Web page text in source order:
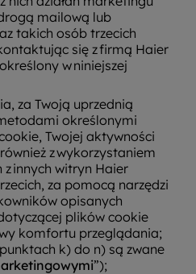
mailową lub
takich osób trzecich
się z firmą Haier
w niniejszej
za Twoją uprzednią
określonymi
Twojej aktywności
z wykorzystaniem
innych witryn Haier
za pomocą narzędzi
opisanych
plików cookie
komfortu przeglądania;
k) do n) są zwane
”);